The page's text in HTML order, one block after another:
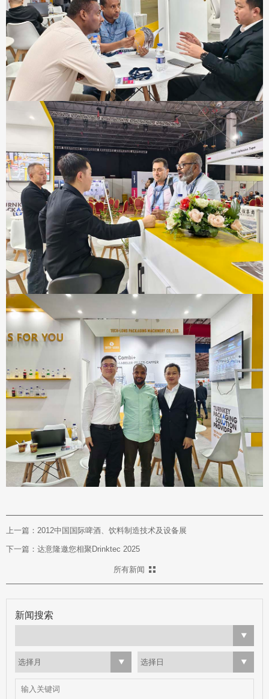
上一篇：2012中国国际啤酒、饮料制造技术及设备展
下一篇：达意隆邀您相聚Drinktec 2025
所有新闻
新闻搜索
选择月 选择日